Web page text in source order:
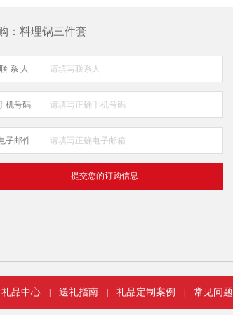
：料理锅三件套
联 系 人
机号码
子邮件
礼品中心 送礼指南 礼品定制案例 常见问题